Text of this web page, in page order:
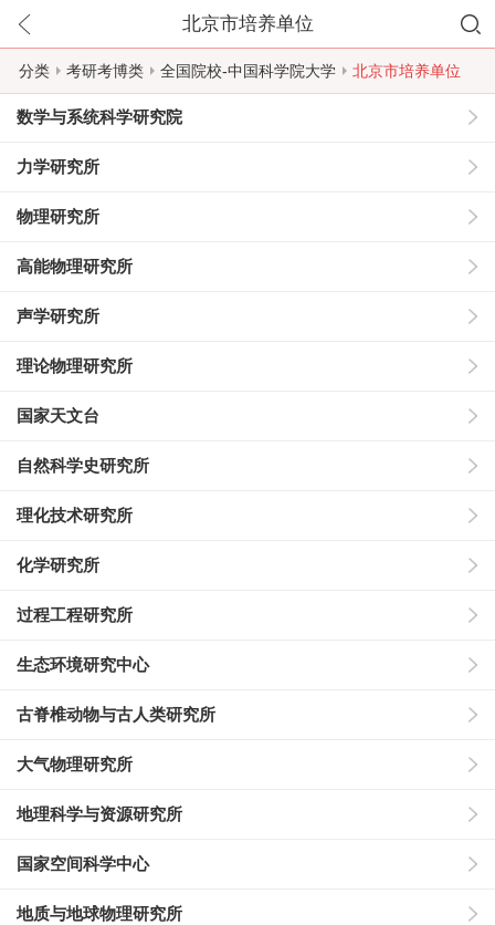
北京市培养单位
分类 考研考博类 全国院校-中国科学院大学 北京市培养单位
数学与系统科学研究院
力学研究所
物理研究所
高能物理研究所
声学研究所
理论物理研究所
国家天文台
自然科学史研究所
理化技术研究所
化学研究所
过程工程研究所
生态环境研究中心
古脊椎动物与古人类研究所
大气物理研究所
地理科学与资源研究所
国家空间科学中心
地质与地球物理研究所